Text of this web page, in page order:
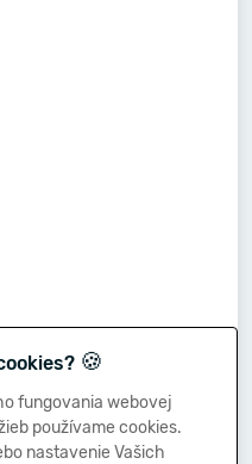
🍪
fungovania webovej
používame cookies.
nastavenie Vašich